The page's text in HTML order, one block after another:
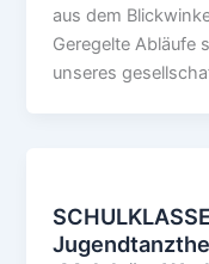
aus dem
Geregelte Abläufe
unseres